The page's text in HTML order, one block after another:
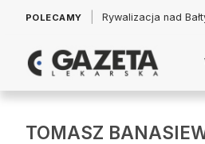
POLECAMY Rywalizacja nad
TOMASZ